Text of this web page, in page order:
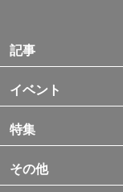
記事
イベント
特集
その他